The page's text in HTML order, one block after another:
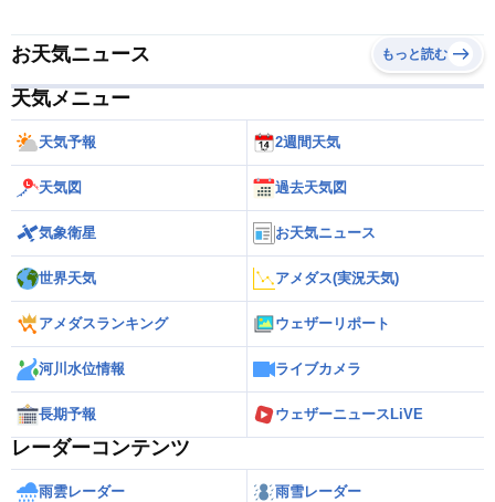
お天気ニュース もっと読む
天気メニュー
天気予報 2週間天気
天気図 過去天気図
気象衛星 お天気ニュース
世界天気 アメダス(実況天気)
アメダスランキング ウェザーリポート
河川水位情報 ライブカメラ
長期予報 ウェザーニュースLiVE
レーダーコンテンツ
雨雲レーダー 雨雪レーダー